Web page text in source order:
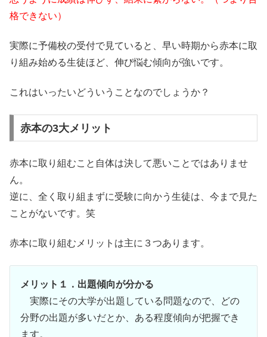
格できない）
実際に予備校の受付で見ていると、早い時期から赤本に取
り組み始める生徒ほど、伸び悩む傾向が強いです。
これはいったいどういうことなのでしょうか？
赤本の3大メリット
赤本に取り組むこと自体は決して悪いことではありませ
ん。
逆に、全く取り組まずに受験に向かう生徒は、今まで見た
ことがないです。笑
赤本に取り組むメリットは主に３つあります。
メリット１．出題傾向が分かる
実際にその大学が出題している問題なので、どの
分野の出題が多いだとか、ある程度傾向が把握でき
ます。